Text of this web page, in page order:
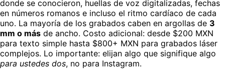
donde se conocieron, huellas de voz digitalizadas, fechas
en números romanos e incluso el ritmo cardíaco de cada
uno. La mayoría de los grabados caben en argollas de 3
mm o más de ancho. Costo adicional: desde $200 MXN
para texto simple hasta $800+ MXN para grabados láser
complejos. Lo importante: elijan algo que signifique algo
para ustedes dos, no para Instagram.